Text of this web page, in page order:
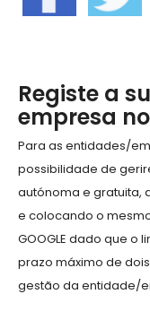
Registe a
empresa
Para as entidades/
possibilidade de
autónoma e gratuita,
e colocando o
GOOGLE dado que
prazo máximo de
gestão da entidade/